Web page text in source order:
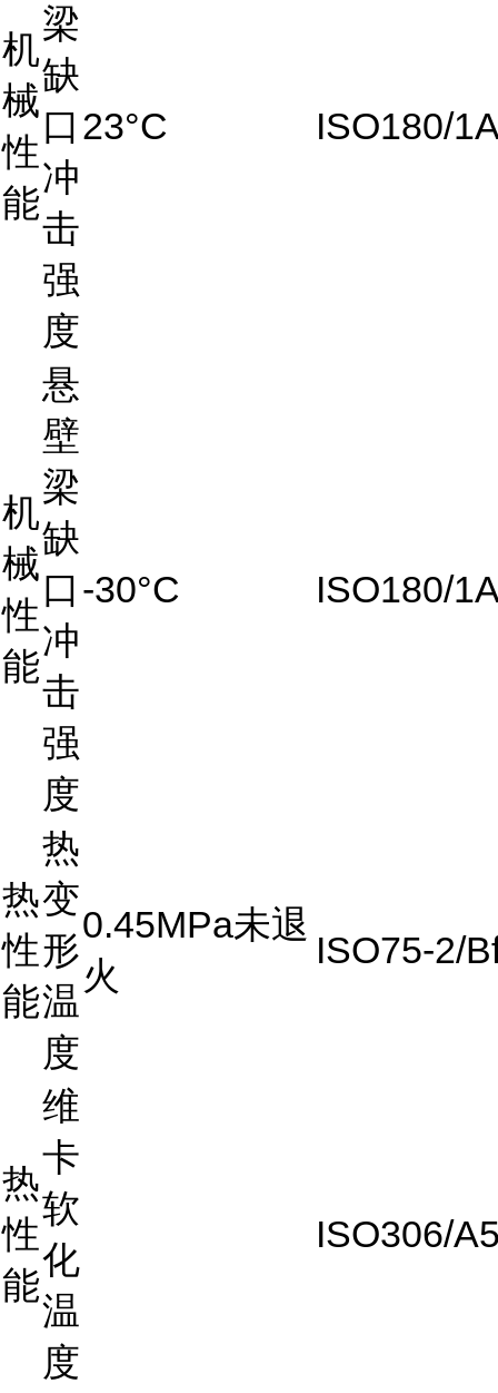
机
械
性
能
梁
缺
口
冲
击
强
度
23°C ISO180/
机
械
性
能
悬
壁
梁
缺
口
冲
击
强
度
-30°C ISO180/
热
性
能
热
变
形
温
度
0.45MPa未退
火
ISO75-2/
热
性
能
维
卡
软
化
温
度
ISO306/